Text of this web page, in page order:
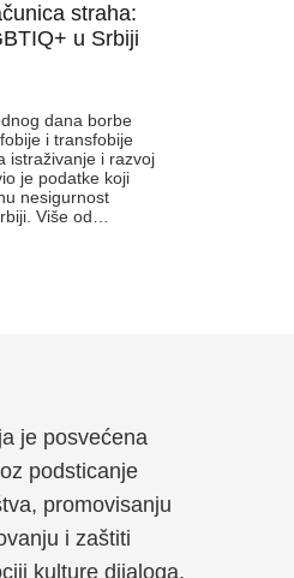
straha:
u Srbiji
dana borbe
i transfobije
istraživanje i razvoj
je podatke koji
nesigurnost
Više od…
je posvećena
podsticanje
promovisanju
i zaštiti
kulture dijaloga,